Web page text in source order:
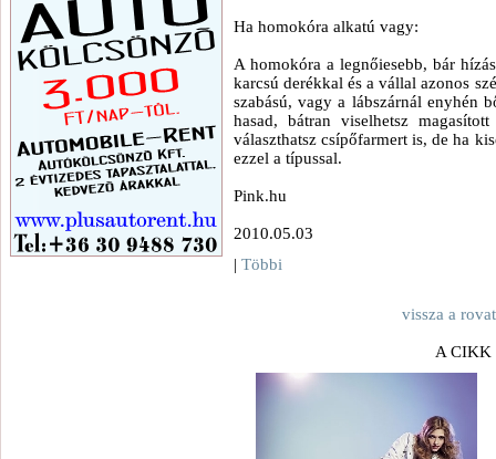
Ha homokóra alkatú vagy:
A homokóra a legnőiesebb, bár
karcsú derékkal és a vállal azonos
szabású, vagy a lábszárnál enyhén
hasad, bátran viselhetsz
választhatsz csípőfarmert is, de ha
ezzel a típussal.
Pink.hu
2010.05.03
| Többi
vissza a
A CIKK